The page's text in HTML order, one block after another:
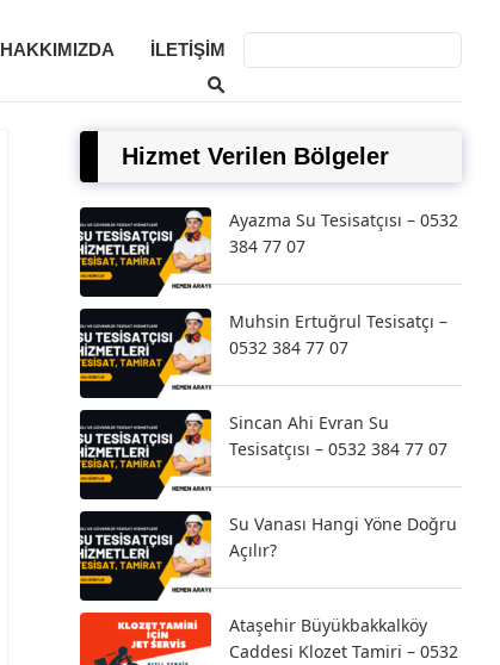
HAKKIMIZDA İLETIŞIM
Hizmet Verilen Bölgeler
Ayazma Su Tesisatçısı – 0532
384 77 07
Muhsin Ertuğrul Tesisatçı –
0532 384 77 07
Sincan Ahi Evran Su
Tesisatçısı – 0532 384 77 07
Su Vanası Hangi Yöne Doğru
Açılır?
Ataşehir Büyükbakkalköy
Caddesi Klozet Tamiri – 0532